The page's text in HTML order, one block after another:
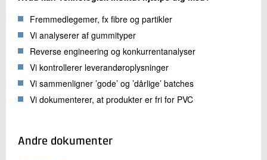
Fremmedlegemer, fx fibre og partikler
Vi analyserer af gummityper
Reverse engineering og konkurrentanalyser
Vi kontrollerer leverandøroplysninger
Vi sammenligner ’gode’ og ’dårlige’ batches
Vi dokumenterer, at produkter er fri for PVC
Andre dokumenter